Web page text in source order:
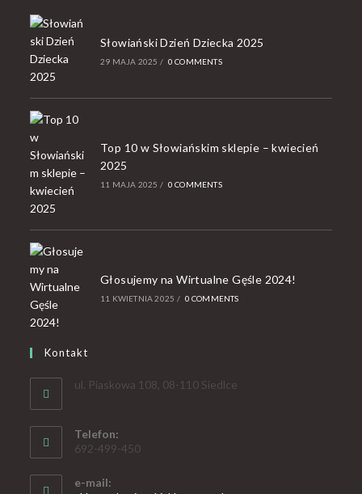
Słowiański Dzień Dziecka 2025
29 MAJA 2025 / 0 COMMENTS
Top 10 w Słowiańskim sklepie – kwiecień
2025
11 MAJA 2025 / 0 COMMENTS
Głosujemy na Wirtualne Gęśle 2024!
11 KWIETNIA 2025 / 0 COMMENTS
Kontakt
ul. Piaskowa 108, 08-110 Siedlce
Telefon:
692-499-450
e-mail: